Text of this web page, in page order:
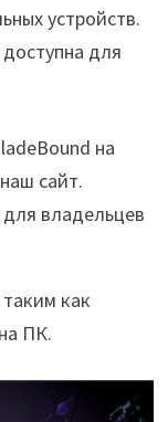
устройств.
для
на
сайт.
владельцев
как
ПК.